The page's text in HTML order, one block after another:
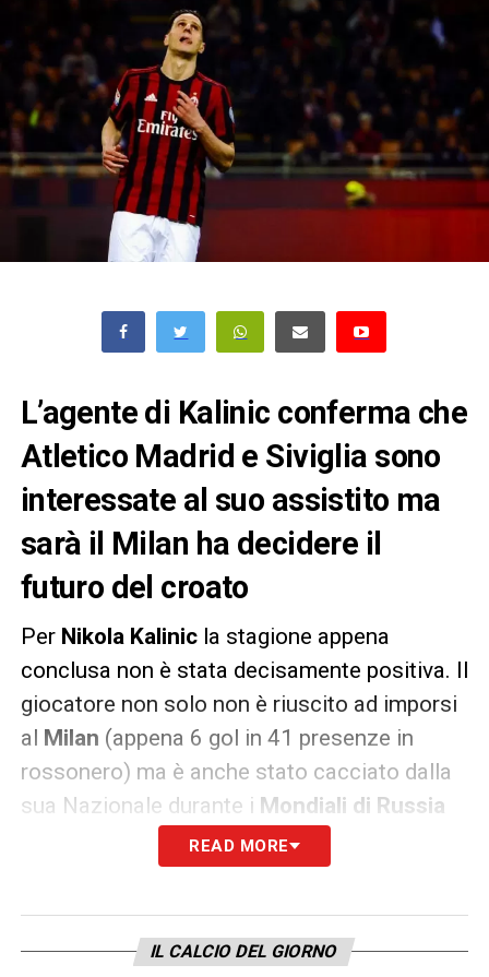
L’agente di Kalinic conferma che
Atletico Madrid e Siviglia sono
interessate al suo assistito ma
sarà il Milan ha decidere il
futuro del croato
Per Nikola Kalinicla stagione appena
conclusa non è stata decisamente positiva. Il
giocatore non solo non è riuscito ad imporsi
al Milan (appena 6 gol in 41 presenze in
rossonero) ma è anche stato cacciato dalla
sua Nazionale durante i Mondiali di Russia
per essersi rifiutato di scendere in
campo contro laNigeria. Il giocatore per
d’argento che i suoi compagni si sono
READ MORE
IL CALCIO DEL GIORNO